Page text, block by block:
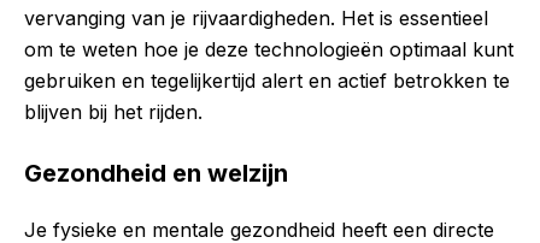
vervanging van je rijvaardigheden. Het is essentieel
om te weten hoe je deze technologieën optimaal kunt
gebruiken en tegelijkertijd alert en actief betrokken te
blijven bij het rijden.
Gezondheid en welzijn
Je fysieke en mentale gezondheid heeft een directe